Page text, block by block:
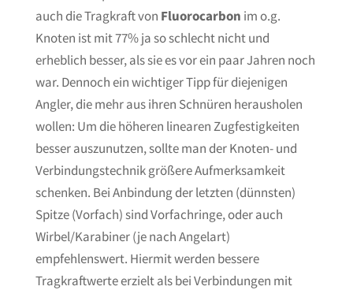
auch die Tragkraft von Fluorocarbon im o.g.
Knoten ist mit 77% ja so schlecht nicht und
erheblich besser, als sie es vor ein paar Jahren noch
war. Dennoch ein wichtiger Tipp für diejenigen
Angler, die mehr aus ihren Schnüren herausholen
wollen: Um die höheren linearen Zugfestigkeiten
besser auszunutzen, sollte man der Knoten- und
Verbindungstechnik größere Aufmerksamkeit
schenken. Bei Anbindung der letzten (dünnsten)
Spitze (Vorfach) sind Vorfachringe, oder auch
Wirbel/Karabiner (je nach Angelart)
empfehlenswert. Hiermit werden bessere
Tragkraftwerte erzielt als bei Verbindungen mit